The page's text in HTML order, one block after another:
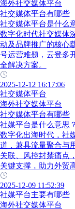
海外社交媒体平台
社交媒体平台有哪些
社交媒体平台是什么
数字化时代社交媒体
动及品牌推广的核心
号运营难题，云登多
全解决方案。
2025-12-12 16:17:06
社交媒体平台
海外社交媒体平台
社交媒体平台有哪些
社媒平台是什么意思
数字化出海时代，社
道，兼具流量聚合与
关联、风控封禁痛点
关键支撑，助力外贸
2025-12-09 11:52:39
社媒平台主要有哪些
海外社交媒体平台